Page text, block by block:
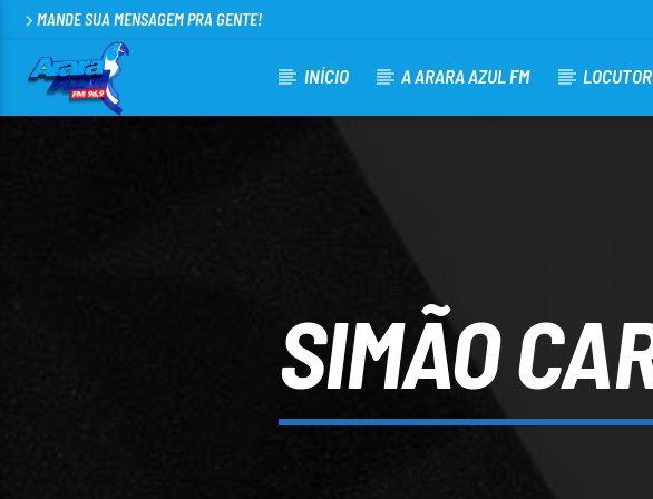
MANDE SUA MENSAGEM PRA GENTE!
INÍCIO A ARARA AZUL FM
SIMÃO